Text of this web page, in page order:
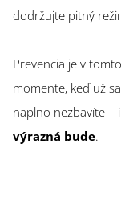
dodržujte pitný
Prevencia je v
momente, keď už
naplno nezbavíte –
výrazná bude.